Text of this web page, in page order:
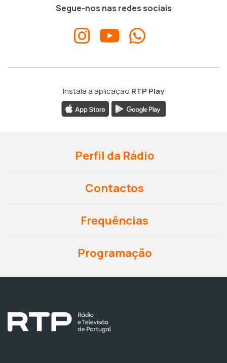
Segue-nos nas redes sociais
Instala a aplicação RTP Play
Perfil da Rádio
Contactos
Frequências
Programação